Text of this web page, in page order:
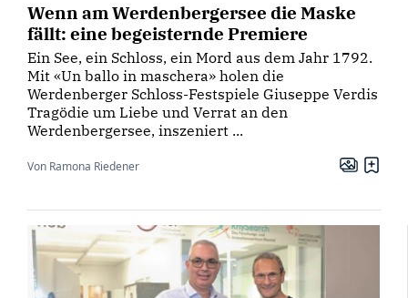
Wenn am Werdenbergersee die Maske
fällt: eine begeisternde Premiere
Ein See, ein Schloss, ein Mord aus dem Jahr 1792.
Mit «Un ballo in maschera» holen die
Werdenberger Schloss-Festspiele Giuseppe Verdis
Tragödie um Liebe und Verrat an den
Werdenbergersee, inszeniert ...
Von Ramona Riedener